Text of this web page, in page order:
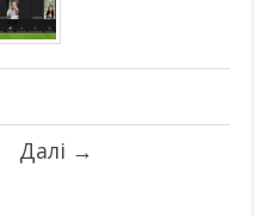
Далі →